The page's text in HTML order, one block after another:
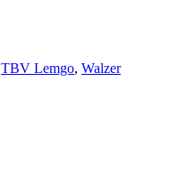
TBV Lemgo, Walzer